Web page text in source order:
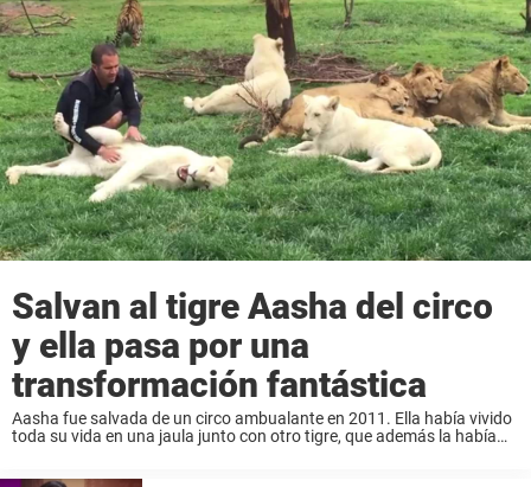
Salvan al tigre Aasha del circo
y ella pasa por una
transformación fantástica
Aasha fue salvada de un circo ambualante en 2011. Ella había vivido
toda su vida en una jaula junto con otro tigre, que además la había